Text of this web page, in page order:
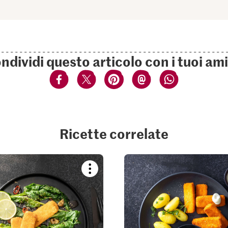
questo articolo con i tuoi
Ricette correlate
Bookmark
recipe
or
add
your
collections.